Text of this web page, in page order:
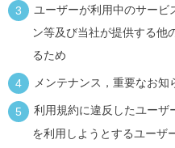
ユーザーが利用中のサービ
ン等及び当社が提供する他
るため
メンテナンス，重要なお
利用規約に違反したユーザ
を利用しようとするユーザ